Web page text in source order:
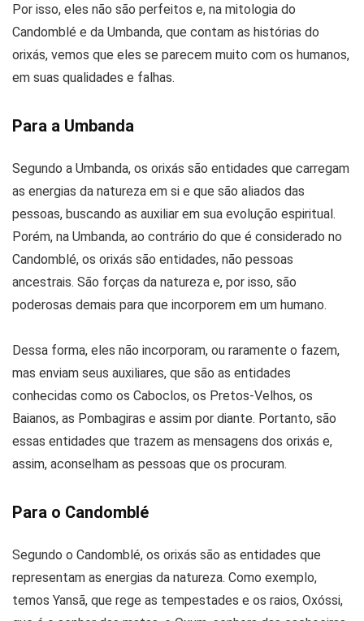
Por isso, eles não são perfeitos e, na mitologia do
Candomblé e da Umbanda, que contam as histórias do
orixás, vemos que eles se parecem muito com os humanos,
em suas qualidades e falhas.
Para a Umbanda
Segundo a Umbanda, os orixás são entidades que carregam
as energias da natureza em si e que são aliados das
pessoas, buscando as auxiliar em sua evolução espiritual.
Porém, na Umbanda, ao contrário do que é considerado no
Candomblé, os orixás são entidades, não pessoas
ancestrais. São forças da natureza e, por isso, são
poderosas demais para que incorporem em um humano.
Dessa forma, eles não incorporam, ou raramente o fazem,
mas enviam seus auxiliares, que são as entidades
conhecidas como os Caboclos, os Pretos-Velhos, os
Baianos, as Pombagiras e assim por diante. Portanto, são
essas entidades que trazem as mensagens dos orixás e,
assim, aconselham as pessoas que os procuram.
Para o Candomblé
Segundo o Candomblé, os orixás são as entidades que
representam as energias da natureza. Como exemplo,
temos Yansã, que rege as tempestades e os raios, Oxóssi,